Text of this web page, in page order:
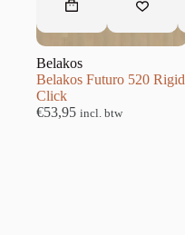
Belakos
Belakos Futuro 520 Rigid
Click
€53,95 incl. btw